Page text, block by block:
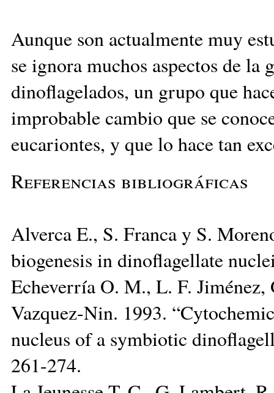
Aunque son actualmente muy
se ignora muchos aspectos de
dinoflagelados, un grupo que
improbable cambio que se
eucariontes, y que lo hace tan
Referencias bibliográficas
Alverca E., S. Franca y S.
biogenesis in dinoflagellate
Echeverría O. M., L. F.
Vazquez-Nin. 1993.
nucleus of a symbiotic
261-274.